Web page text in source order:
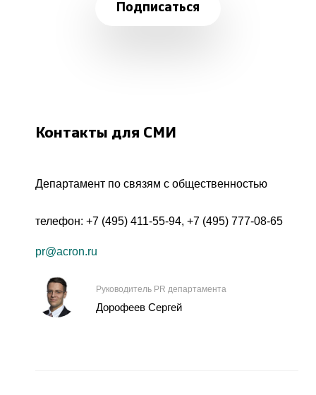
Подписаться
Контакты для СМИ
Департамент по связям с общественностью
телефон: +7 (495) 411-55-94, +7 (495) 777-08-65
pr@acron.ru
Руководитель PR департамента
Дорофеев Сергей